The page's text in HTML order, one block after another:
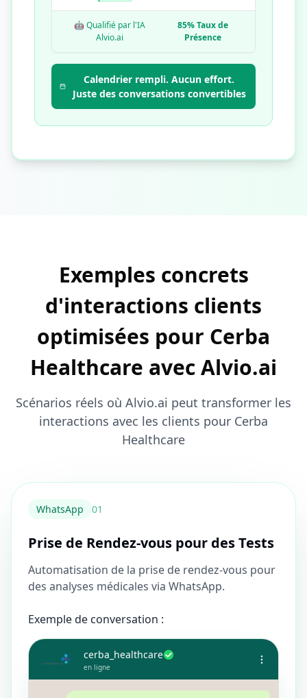
🤖 Qualifié par l'IA
Alvio.ai
85% Taux de
Présence
Calendrier rempli. Aucun effort.
Juste des conversations convertibles
Exemples concrets
d'interactions clients
optimisées pour Cerba
Healthcare avec Alvio.ai
Scénarios réels où Alvio.ai peut transformer les
interactions avec les clients pour Cerba
Healthcare
WhatsApp 01
Prise de Rendez-vous pour des Tests
Automatisation de la prise de rendez-vous pour
des analyses médicales via WhatsApp.
Exemple de conversation :
cerba_healthcare
en ligne